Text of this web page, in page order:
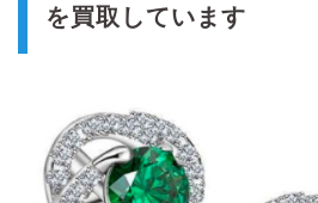
を買取しています